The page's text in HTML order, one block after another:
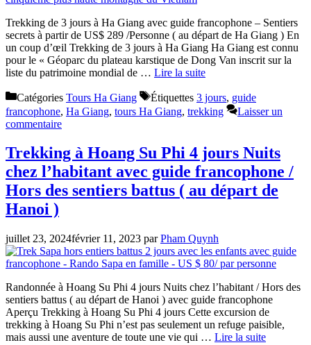
Trekking de 3 jours à Ha Giang avec guide francophone – Sentiers
secrets à partir de US$ 289 /Personne ( au départ de Ha Giang ) En
un coup d’œil Trekking de 3 jours à Ha Giang Ha Giang est connu
pour le « Géoparc du plateau karstique de Dong Van inscrit sur la
liste du patrimoine mondial de … Lire la suite
Catégories Tours Ha Giang Étiquettes 3 jours, guide
francophone, Ha Giang, tours Ha Giang, trekking
Laisser un
commentaire
Trekking à Hoang Su Phi 4 jours Nuits
chez l’habitant avec guide francophone /
Hors des sentiers battus ( au départ de
Hanoi )
juillet 23, 2024février 11, 2023 parPham Quynh
Randonnée à Hoang Su Phi 4 jours Nuits chez l’habitant / Hors des
sentiers battus ( au départ de Hanoi ) avec guide francophone
Aperçu Trekking à Hoang Su Phi 4 jours Cette excursion de
trekking à Hoang Su Phi n’est pas seulement un refuge paisible,
mais aussi une aventure de toute une vie qui … Lire la suite